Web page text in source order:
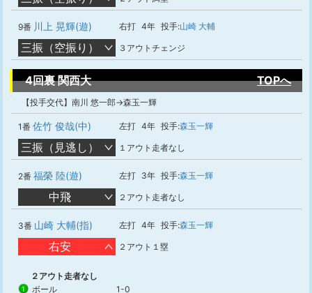
9番 川上 晃輝(遊) 右打 4年 投手:山崎 大輔
三振（空振り） ３アウトチェンジ
4回裏 関西大 TOPへ
【投手交代】南川 悠一郎→森玉一輝
1番 佐竹 俊哉(中) 左打 4年 投手:森玉一輝
三振（見逃し） １アウト走者なし
2番 福榮 陸(遊) 左打 3年 投手:森玉一輝
中飛 ２アウト走者なし
3番 山崎 大輔(指) 左打 4年 投手:森玉一輝
右安 ２アウト１塁
２アウト走者なし
1 ボール 1-0